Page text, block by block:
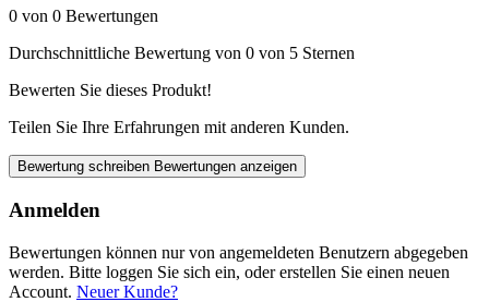
0 von 0 Bewertungen
Durchschnittliche Bewertung von 0 von 5 Sternen
Bewerten Sie dieses Produkt!
Teilen Sie Ihre Erfahrungen mit anderen Kunden.
Bewertung schreiben Bewertungen anzeigen
Anmelden
Bewertungen können nur von angemeldeten Benutzern abgegeben
werden. Bitte loggen Sie sich ein, oder erstellen Sie einen neuen
Account. Neuer Kunde?